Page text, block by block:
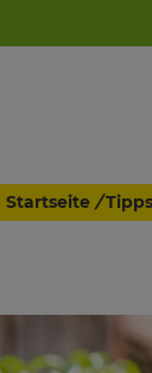
Startseite / Tipps